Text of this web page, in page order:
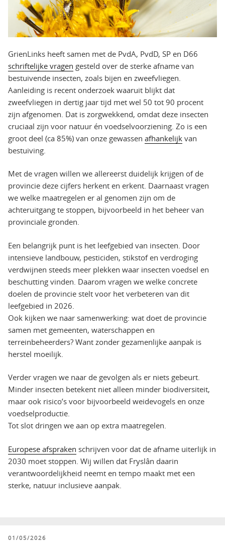
GrienLinks heeft samen met de PvdA, PvdD, SP en D66
schriftelijke vragen gesteld over de sterke afname van
bestuivende insecten, zoals bijen en zweefvliegen.
Aanleiding is recent onderzoek waaruit blijkt dat
zweefvliegen in dertig jaar tijd met wel 50 tot 90 procent
zijn afgenomen. Dat is zorgwekkend, omdat deze insecten
cruciaal zijn voor natuur én voedselvoorziening. Zo is een
groot deel (ca 85%) van onze gewassen afhankelijk van
bestuiving.
Met de vragen willen we allereerst duidelijk krijgen of de
provincie deze cijfers herkent en erkent. Daarnaast vragen
we welke maatregelen er al genomen zijn om de
achteruitgang te stoppen, bijvoorbeeld in het beheer van
provinciale gronden.
Een belangrijk punt is het leefgebied van insecten. Door
intensieve landbouw, pesticiden, stikstof en verdroging
verdwijnen steeds meer plekken waar insecten voedsel en
beschutting vinden. Daarom vragen we welke concrete
doelen de provincie stelt voor het verbeteren van dit
leefgebied in 2026.
Ook kijken we naar samenwerking: wat doet de provincie
samen met gemeenten, waterschappen en
terreinbeheerders? Want zonder gezamenlijke aanpak is
herstel moeilijk.
Verder vragen we naar de gevolgen als er niets gebeurt.
Minder insecten betekent niet alleen minder biodiversiteit,
maar ook risico’s voor bijvoorbeeld weidevogels en onze
voedselproductie.
Tot slot dringen we aan op extra maatregelen.
Europese afspraken schrijven voor dat de afname uiterlijk in
2030 moet stoppen. Wij willen dat Fryslân daarin
verantwoordelijkheid neemt en tempo maakt met een
sterke, natuur inclusieve aanpak.
GEPLAATST
01/05/2026